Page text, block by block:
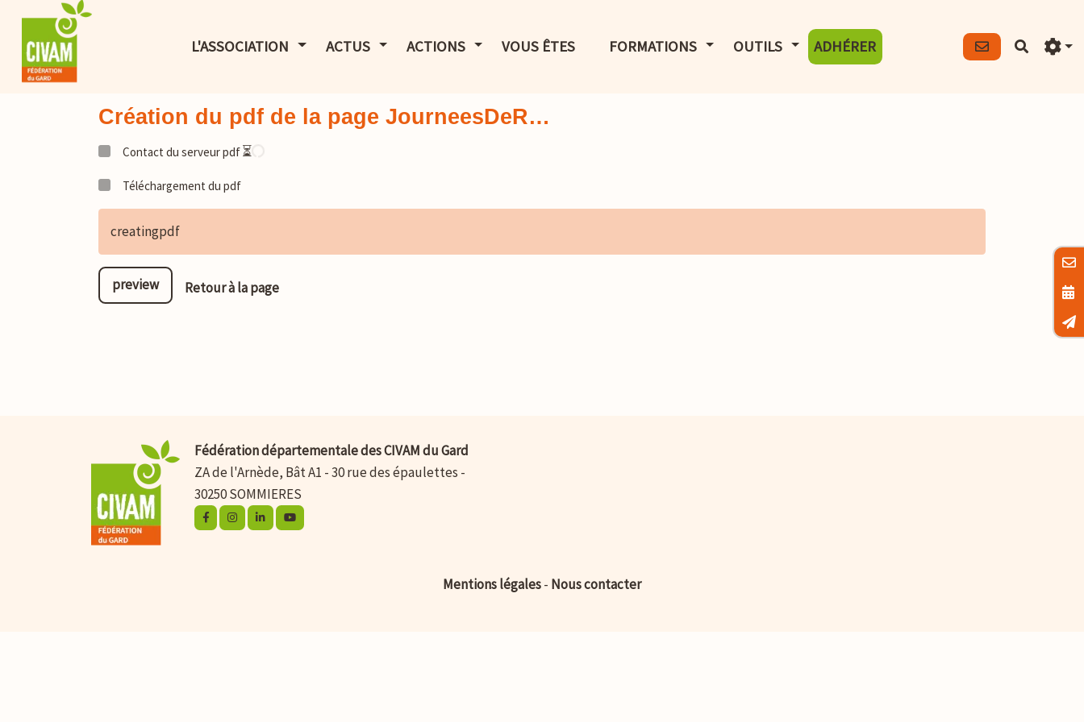
L'ASSOCIATION AFFICHER LE MENU
ACTUS AFFICHER LE MENU
ACTIONS AFFICHER LE MENU
VOUS ÊTES FORMATIONS AFFICHER LE MENU
OUTILS AFFICHER LE MENU
ADHÉRER
Création du pdf de la page JourneesDeR…
Contact du serveur pdf⏳
Téléchargement du pdf
creatingpdf
preview Retour à la page
Fédération départementale des CIVAM du Gard
ZA de l'Arnède, Bât A1 - 30 rue des épaulettes -
30250 SOMMIERES
Mentions légales- Nous contacter